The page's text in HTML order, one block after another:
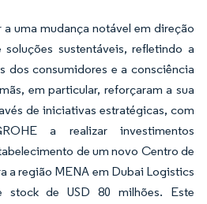
uma mudança notável em direção
sustentáveis, refletindo a
dos consumidores e a consciência
em particular, reforçaram a sua
de iniciativas estratégicas, com
a realizar investimentos
de um novo Centro de
a região MENA em Dubai Logistics
de USD 80 milhões. Este